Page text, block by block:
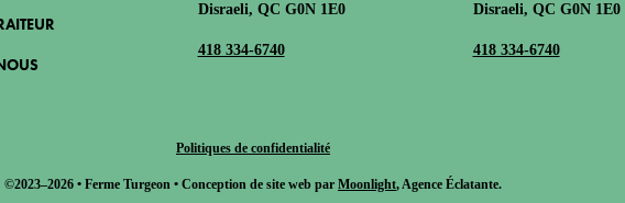
Disraeli, QC G0N 1E0
418 334-6740
Disraeli, QC G0N 1E0
418 334-6740
Politiques de confidentialité
©2023–2026 • Ferme Turgeon • Conception de site web par Moonlight, Agence Éclatante.